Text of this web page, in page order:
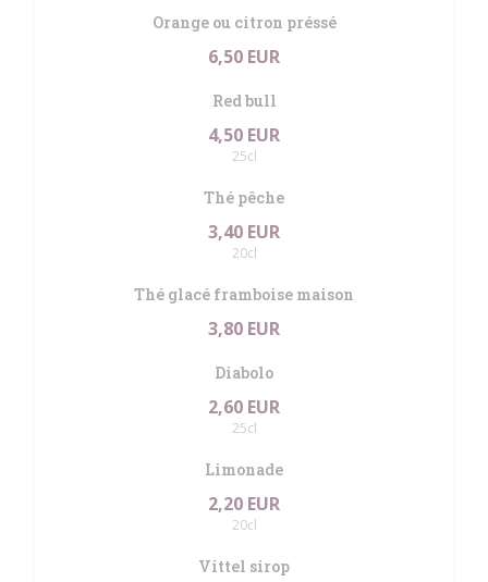
Orange ou citron préssé
6,50 EUR
Red bull
4,50 EUR
25cl
Thé pêche
3,40 EUR
20cl
Thé glacé framboise maison
3,80 EUR
Diabolo
2,60 EUR
25cl
Limonade
2,20 EUR
20cl
Vittel sirop